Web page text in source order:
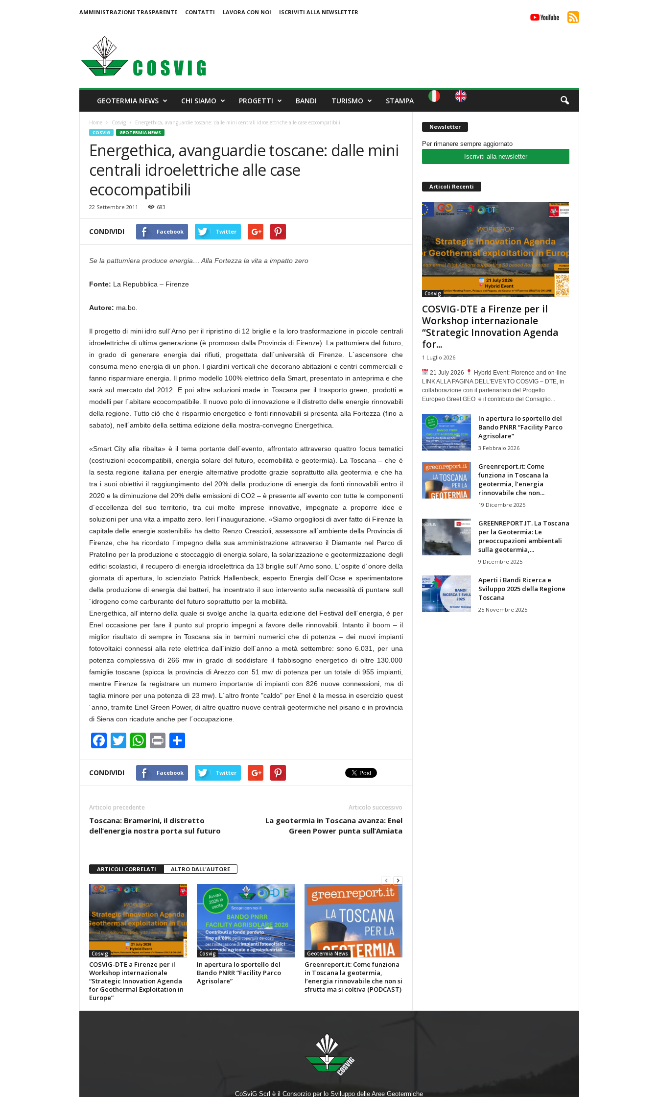
AMMINISTRAZIONE TRASPARENTE CONTATTI LAVORA CON NOI ISCRIVITI ALLA NEWSLETTER
GEOTERMIA NEWS CHI SIAMO PROGETTI BANDI TURISMO STAMPA
Home Cosvig Energethica, avanguardie toscane: dalle mini centrali idroelettriche alle case ecocompatibili
COSVIG GEOTERMIA NEWS
Energethica, avanguardie toscane: dalle mini
centrali idroelettriche alle case
ecocompatibili
22 Settembre 2011 683
CONDIVIDI Facebook Twitter
Se la pattumiera produce energia… Alla Fortezza la vita a impatto zero
Fonte: La Repubblica – Firenze
Autore: ma.bo.
Il progetto di mini idro sull´Arno per il ripristino di 12 briglie e la loro trasformazione in piccole centrali
idroelettriche di ultima generazione (è promosso dalla Provincia di Firenze). La pattumiera del futuro,
in grado di generare energia dai rifiuti, progettata dall´università di Firenze. L´ascensore che
consuma meno energia di un phon. I giardini verticali che decorano abitazioni e centri commerciali e
fanno risparmiare energia. Il primo modello 100% elettrico della Smart, presentato in anteprima e che
sarà sul mercato dal 2012. E poi altre soluzioni made in Toscana per il trasporto green, prodotti e
modelli per l´abitare ecocompatibile. Il nuovo polo di innovazione e il distretto delle energie rinnovabili
della regione. Tutto ciò che è risparmio energetico e fonti rinnovabili si presenta alla Fortezza (fino a
sabato), nell´ambito della settima edizione della mostra-convegno Energethica.
«Smart City alla ribalta» è il tema portante dell´evento, affrontato attraverso quattro focus tematici
(costruzioni ecocompatibili, energia solare del futuro, ecomobilità e geotermia). La Toscana – che è
la sesta regione italiana per energie alternative prodotte grazie soprattutto alla geotermia e che ha
tra i suoi obiettivi il raggiungimento del 20% della produzione di energia da fonti rinnovabili entro il
2020 e la diminuzione del 20% delle emissioni di CO2 – è presente all´evento con tutte le componenti
d´eccellenza del suo territorio, tra cui molte imprese innovative, impegnate a proporre idee e
soluzioni per una vita a impatto zero. Ieri l´inaugurazione. «Siamo orgogliosi di aver fatto di Firenze la
capitale delle energie sostenibili» ha detto Renzo Crescioli, assessore all´ambiente della Provincia di
Firenze, che ha ricordato l´impegno della sua amministrazione attraverso il Diamante nel Parco di
Pratolino per la produzione e stoccaggio di energia solare, la solarizzazione e geotermizzazione degli
edifici scolastici, il recupero di energia idroelettrica da 13 briglie sull´Arno sono. L´ospite d´onore della
giornata di apertura, lo scienziato Patrick Hallenbeck, esperto Energia dell´Ocse e sperimentatore
della produzione di energia dai batteri, ha incentrato il suo intervento sulla necessità di puntare sull
´idrogeno come carburante del futuro soprattutto per la mobilità.
Energethica, all´interno della quale si svolge anche la quarta edizione del Festival dell´energia, è per
Enel occasione per fare il punto sul proprio impegni a favore delle rinnovabili. Intanto il boom – il
miglior risultato di sempre in Toscana sia in termini numerici che di potenza – dei nuovi impianti
fotovoltaici connessi alla rete elettrica dall´inizio dell´anno a metà settembre: sono 6.031, per una
potenza complessiva di 266 mw in grado di soddisfare il fabbisogno energetico di oltre 130.000
famiglie toscane (spicca la provincia di Arezzo con 51 mw di potenza per un totale di 955 impianti,
mentre Firenze fa registrare un numero importante di impianti con 826 nuove connessioni, ma di
taglia minore per una potenza di 23 mw). L´altro fronte "caldo" per Enel è la messa in esercizio quest
´anno, tramite Enel Green Power, di altre quattro nuove centrali geotermiche nel pisano e in provincia
di Siena con ricadute anche per l´occupazione.
F
a
c
e
b
o
o
T
wi
er
W
h
at
s
p
p
Pr
in
t
o
n
di
di
CONDIVIDI Facebook Twitter
Articolo precedente
Toscana: Bramerini, il distretto
dell’energia nostra porta sul futuro
Articolo successivo
La geotermia in Toscana avanza: Enel
Green Power punta sull’Amiata
ARTICOLI CORRELATI ALTRO DALL'AUTORE
Cosvig
COSVIG-DTE a Firenze per il
Workshop internazionale
“Strategic Innovation Agenda
for Geothermal Exploitation in
Europe”
Cosvig
In apertura lo sportello del
Bando PNRR “Facility Parco
Agrisolare”
Geotermia News
Greenreport.it: Come funziona
in Toscana la geotermia,
l’energia rinnovabile che non si
sfrutta ma si coltiva (PODCAST)
Newsletter
Per rimanere sempre aggiornato
Iscriviti alla newsletter
Articoli Recenti
Cosvig
COSVIG-DTE a Firenze per il
Workshop internazionale
“Strategic Innovation Agenda
for...
1 Luglio 2026
21 July 2026
Hybrid Event: Florence and on-line
LINK ALLA PAGINA DELL'EVENTO COSVIG – DTE, in
collaborazione con il partenariato del Progetto
Europeo Greet GEO e il contributo del Consiglio...
In apertura lo sportello del
Bando PNRR “Facility Parco
Agrisolare”
3 Febbraio 2026
Greenreport.it: Come
funziona in Toscana la
geotermia, l’energia
rinnovabile che non...
19 Dicembre 2025
GREENREPORT.IT. La Toscana
per la Geotermia: Le
preoccupazioni ambientali
sulla geotermia,...
9 Dicembre 2025
Aperti i Bandi Ricerca e
Sviluppo 2025 della Regione
Toscana
25 Novembre 2025
CoSviG Scrl è il Consorzio per lo Sviluppo delle Aree Geotermiche